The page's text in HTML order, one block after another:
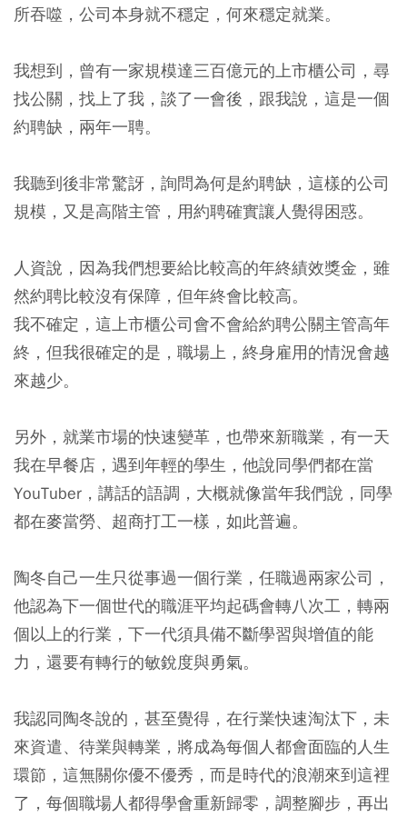
所吞噬，公司本身就不穩定，何來穩定就業。
我想到，曾有一家規模達三百億元的上市櫃公司，尋
找公關，找上了我，談了一會後，跟我說，這是一個
約聘缺，兩年一聘。
我聽到後非常驚訝，詢問為何是約聘缺，這樣的公司
規模，又是高階主管，用約聘確實讓人覺得困惑。
人資說，因為我們想要給比較高的年終績效獎金，雖
然約聘比較沒有保障，但年終會比較高。
我不確定，這上市櫃公司會不會給約聘公關主管高年
終，但我很確定的是，職場上，終身雇用的情況會越
來越少。
另外，就業市場的快速變革，也帶來新職業，有一天
我在早餐店，遇到年輕的學生，他說同學們都在當
YouTuber，講話的語調，大概就像當年我們說，同學
都在麥當勞、超商打工一樣，如此普遍。
陶冬自己一生只從事過一個行業，任職過兩家公司，
他認為下一個世代的職涯平均起碼會轉八次工，轉兩
個以上的行業，下一代須具備不斷學習與增值的能
力，還要有轉行的敏銳度與勇氣。
我認同陶冬說的，甚至覺得，在行業快速淘汰下，未
來資遣、待業與轉業，將成為每個人都會面臨的人生
環節，這無關你優不優秀，而是時代的浪潮來到這裡
了，每個職場人都得學會重新歸零，調整腳步，再出